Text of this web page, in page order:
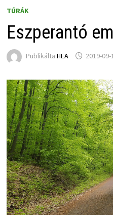
TÚRÁK
Eszperantó
Publikálta HEA 2019-09-